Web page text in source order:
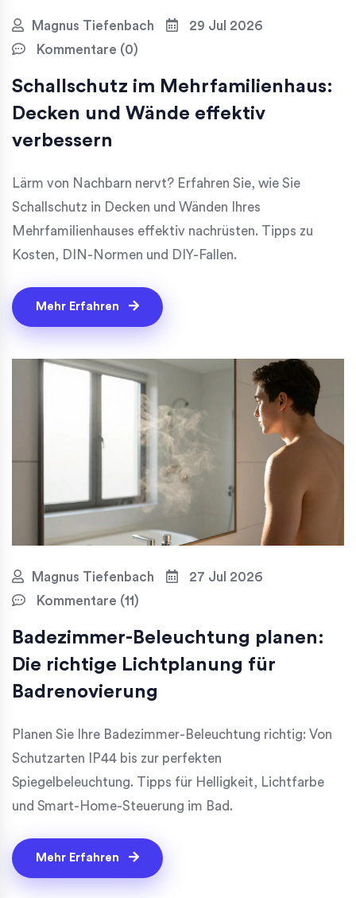
Magnus Tiefenbach
29 Jul 2026
Kommentare (0)
Schallschutz im Mehrfamilienhaus:
Decken und Wände effektiv
verbessern
Lärm von Nachbarn nervt? Erfahren Sie, wie Sie
Schallschutz in Decken und Wänden Ihres
Mehrfamilienhauses effektiv nachrüsten. Tipps zu
Kosten, DIN-Normen und DIY-Fallen.
Mehr Erfahren
Magnus Tiefenbach
27 Jul 2026
Kommentare (11)
Badezimmer-Beleuchtung planen:
Die richtige Lichtplanung für
Badrenovierung
Planen Sie Ihre Badezimmer-Beleuchtung richtig: Von
Schutzarten IP44 bis zur perfekten
Spiegelbeleuchtung. Tipps für Helligkeit, Lichtfarbe
und Smart-Home-Steuerung im Bad.
Mehr Erfahren